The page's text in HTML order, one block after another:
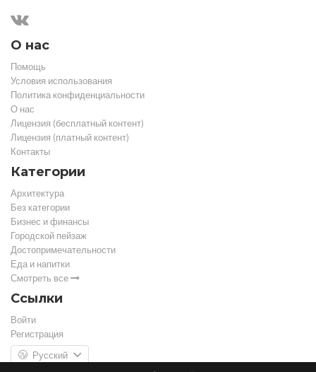
О нас
Помощь
Условия использования
Политика конфиденциальности
О нас
Лицензия (бесплатный контент)
Лицензия (платный контент)
Контакты
Категории
Архитектура
Без категории
Бизнес и финансы
Городской пейзаж
Достопримечательности
Еда и напитки
Смотреть все
Ссылки
Войти
Регистрация
Русский